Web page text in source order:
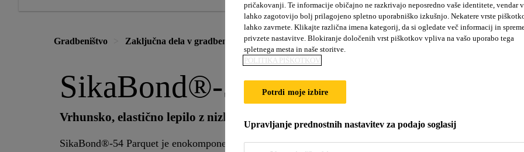
Gradbeništvo Zaključna dela v gradbeništvu Lepljenje in tesnjenje v gradbeništvu Lepljenje parketa
SikaBond®-54 Parquet
Vrhunsko, elastično lepilo z nizko viskoznostjo za lepljenje lesenih podov
SikaBond®-54 Parquet je enokomponentno lepilo brez topil, za lepljenje lesenih podov, z zelo dobrimi
pričakovanji. Te informacije običajno ne razkrivajo neposredno vaše identitete, vendar
lahko zagotovijo bolj prilagojeno spletno uporabniško izkušnjo. Nekatere vrste
lahko zavrnete. Klikajte različna imena kategorij, da si ogledate več informacij in
privzete nastavitve. Blokiranje določenih vrst piškotkov vpliva na vašo uporabo tega
spletnega mesta in naše storitve.
POLITIKA PIŠKOTKOV
Potrdi moje izbire
Upravljanje prednostnih nastavitev za podajo soglasij